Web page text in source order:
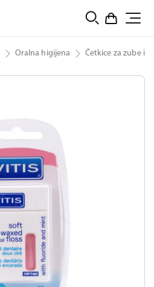
Oralna higijena Četkice za zube i